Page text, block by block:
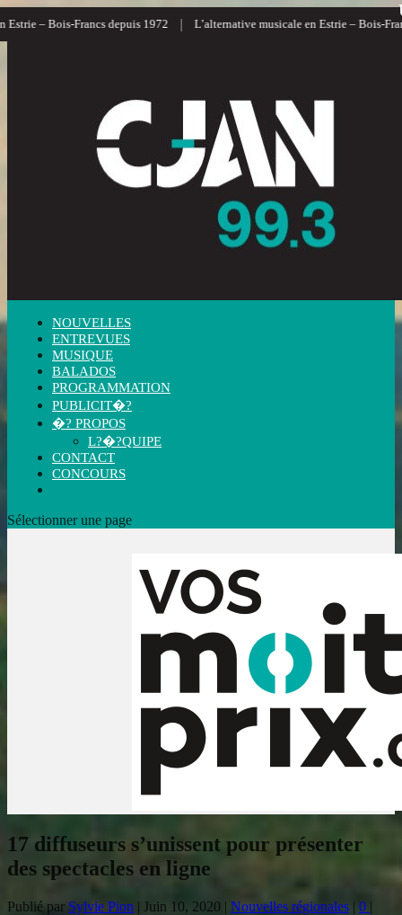
– Bois-Francs depuis 1972 | L’alternative musicale en Estrie – Bois-Francs
NOUVELLES
ENTREVUES
MUSIQUE
BALADOS
PROGRAMMATION
PUBLICIT�?
�? PROPOS
L?�?QUIPE
CONTACT
CONCOURS
Sélectionner une page
17 diffuseurs s’unissent pour présenter
des spectacles en ligne
Publié par Sylvie Pion | Juin 10, 2020 | Nouvelles régionales | 0 |